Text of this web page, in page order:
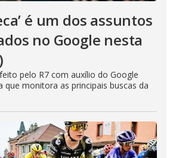
é um dos assuntos
no Google nesta
pelo R7 com auxílio do Google
que monitora as principais buscas da